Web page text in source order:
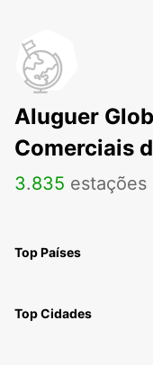
Aluguer
Comerciais
3.835 estações
Top Países
Top Cidades